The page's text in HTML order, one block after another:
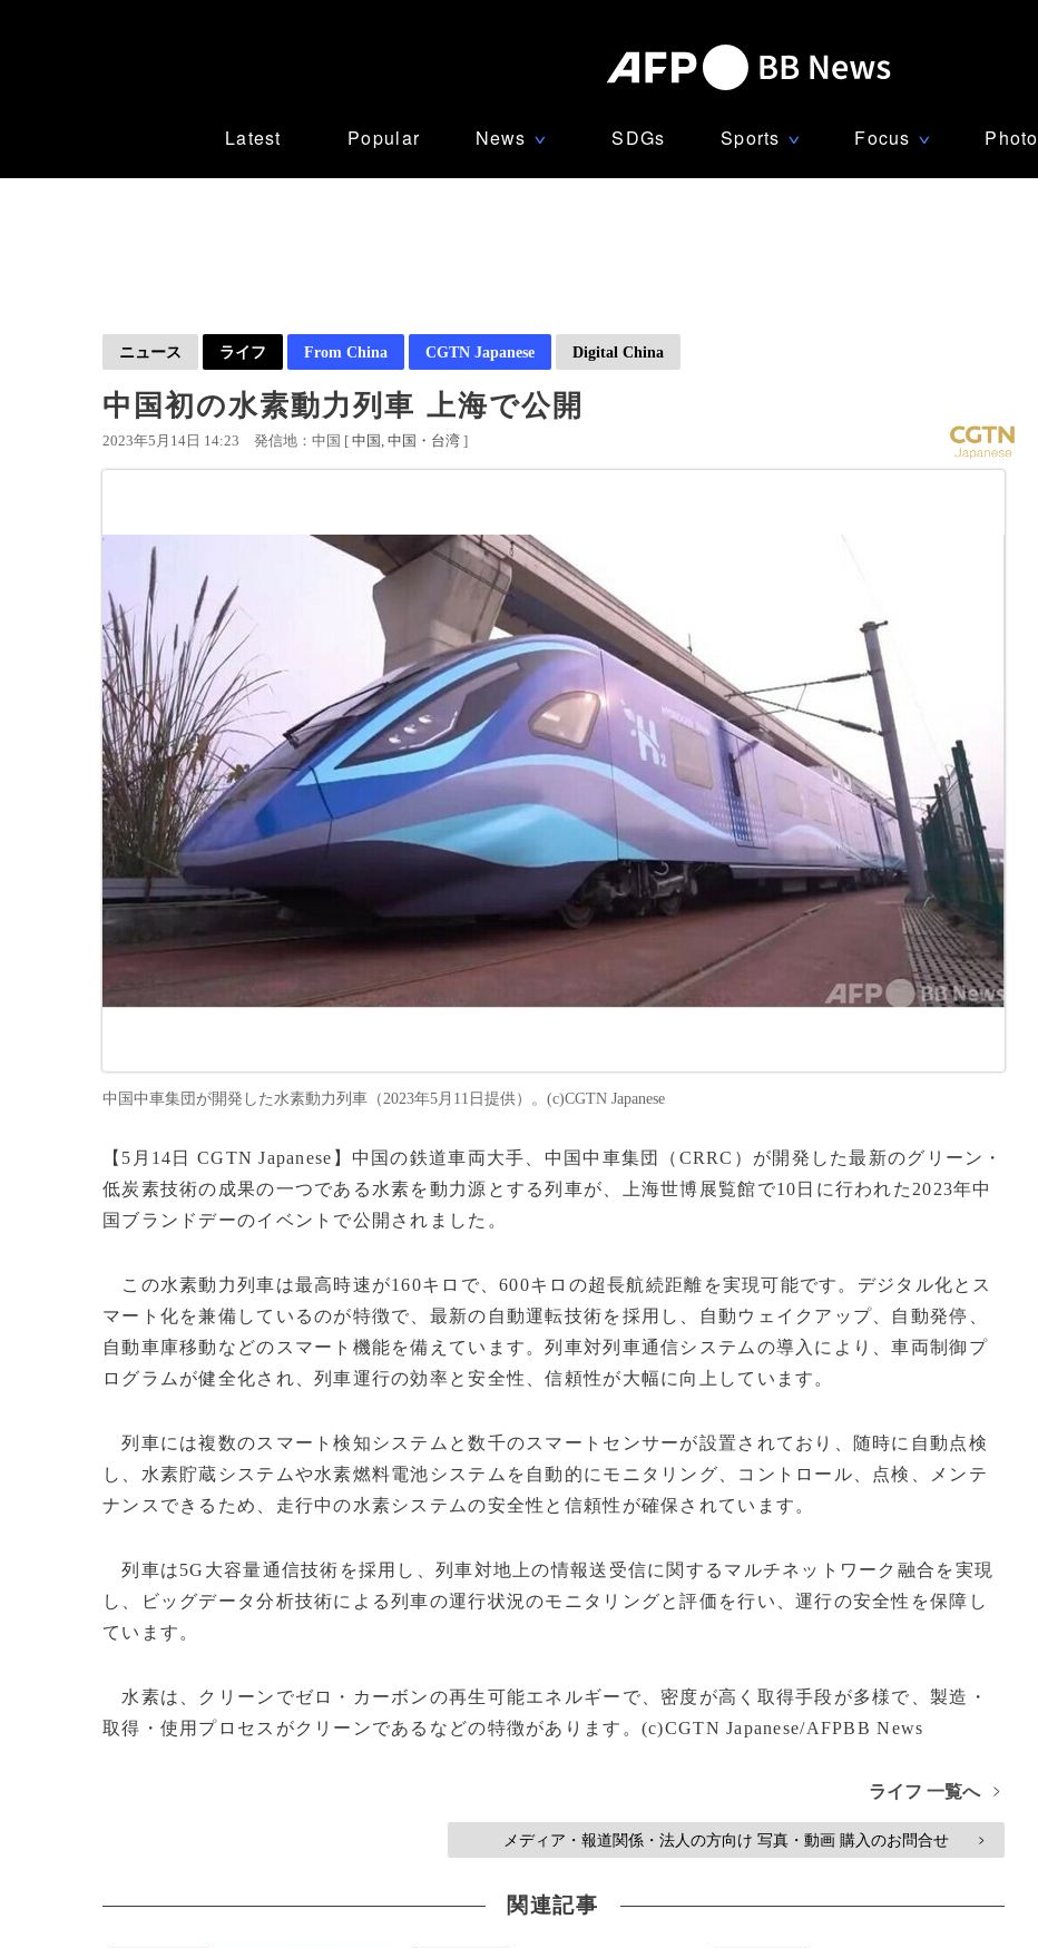
Latest Popular News ∨ SDGs Sports ∨ Focus ∨ Photo
ニュース ライフ From China CGTN Japanese Digital China
中国初の水素動力列車 上海で公開
2023年5月14日 14:23 発信地：中国 [ 中国 中国・台湾 ]
中国中車集団が開発した水素動力列車（2023年5月11日提供）。(c)CGTN Japanese
【5月14日 CGTN Japanese】中国の鉄道車両大手、中国中車集団（CRRC）が開発した最新のグリーン・
低炭素技術の成果の一つである水素を動力源とする列車が、上海世博展覧館で10日に行われた2023年中
国ブランドデーのイベントで公開されました。
この水素動力列車は最高時速が160キロで、600キロの超長航続距離を実現可能です。デジタル化とス
マート化を兼備しているのが特徴で、最新の自動運転技術を採用し、自動ウェイクアップ、自動発停、
自動車庫移動などのスマート機能を備えています。列車対列車通信システムの導入により、車両制御プ
ログラムが健全化され、列車運行の効率と安全性、信頼性が大幅に向上しています。
列車には複数のスマート検知システムと数千のスマートセンサーが設置されており、随時に自動点検
し、水素貯蔵システムや水素燃料電池システムを自動的にモニタリング、コントロール、点検、メンテ
ナンスできるため、走行中の水素システムの安全性と信頼性が確保されています。
列車は5G大容量通信技術を採用し、列車対地上の情報送受信に関するマルチネットワーク融合を実現
し、ビッグデータ分析技術による列車の運行状況のモニタリングと評価を行い、運行の安全性を保障し
ています。
水素は、クリーンでゼロ・カーボンの再生可能エネルギーで、密度が高く取得手段が多様で、製造・
取得・使用プロセスがクリーンであるなどの特徴があります。(c)CGTN Japanese/AFPBB News
ライフ 一覧へ >
メディア・報道関係・法人の方向け 写真・動画 購入のお問合せ >
関連記事